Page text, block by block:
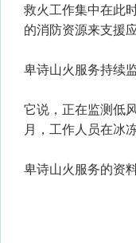
救火工作集中在此
的消防资源来支援应
卑诗山火服务持续
它说，正在监测低
月，工作人员在冰
卑诗山火服务的资